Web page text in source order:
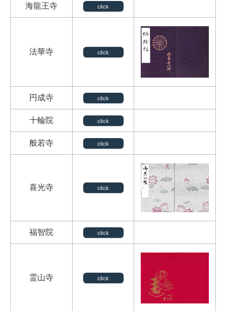
海龍王寺 click
法華寺 click
円成寺 click
十輪院 click
般若寺 click
喜光寺 click
福智院 click
霊山寺 click